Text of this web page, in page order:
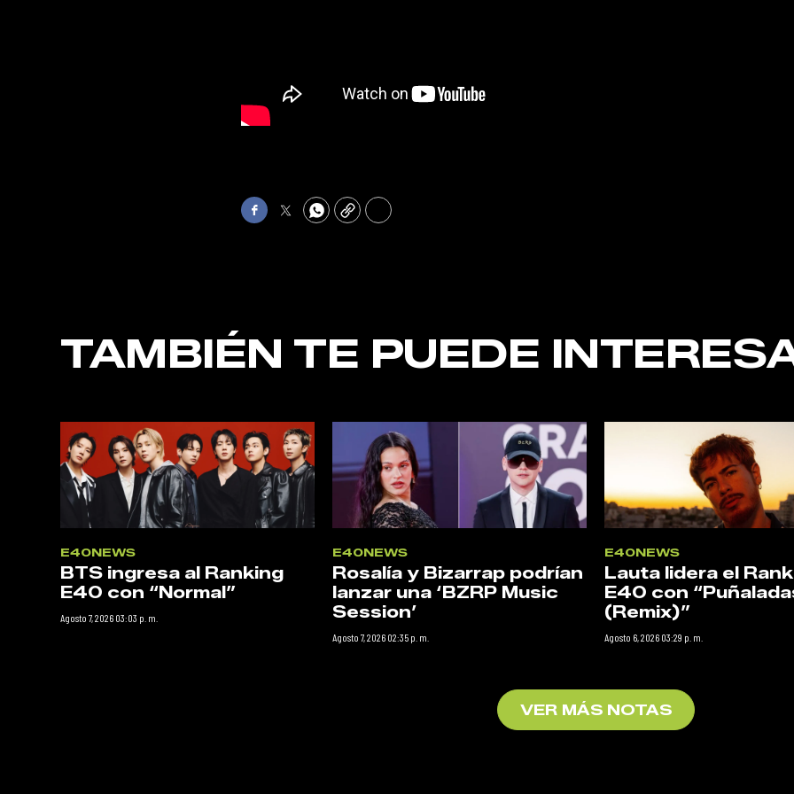
FacebookTwitterWhatsApp
Copy Print
TAMBIÉN TE PUEDE
E40NEWS
BTS ingresa al Ranking
E40 con “Normal”
Agosto 7, 2026 03:03 p. m.
E40NEWS
Rosalía y Bizarrap podrían
lanzar una ‘BZRP Music
Session’
Agosto 7, 2026 02:35 p. m.
E40NEWS
Lauta lidera el
E40 con
(Remix)”
Agosto 6, 2026 03:29 p. m.
VER MÁS NOTAS